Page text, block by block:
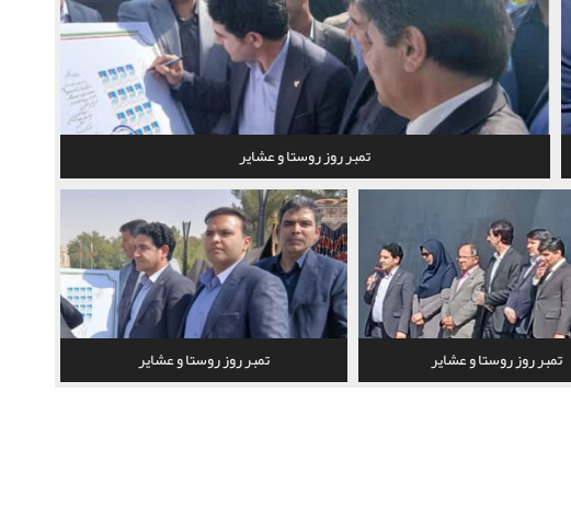
تمبر روز روستا و عشایر
تمبر روز روستا و عشایر تمبر روز روستا و عشایر